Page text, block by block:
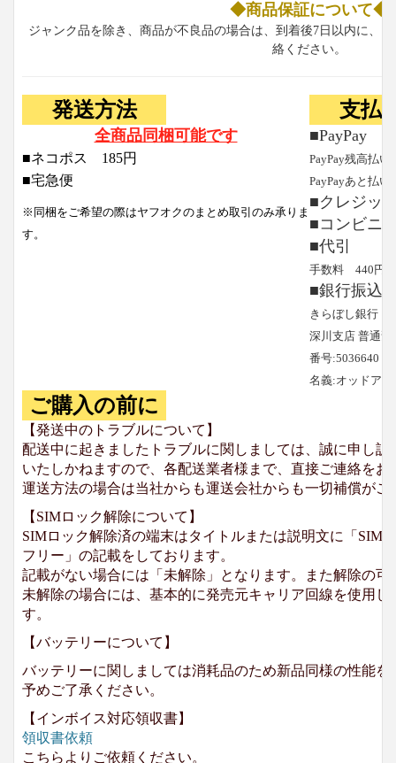
◆商品保証について◆
ジャンク品を除き、商品が不良品の場合は、到着後7日以内に、
絡ください。
発送方法
全商品同梱可能です
■ネコポス 185円
■宅急便
※同梱をご希望の際はヤフオクのまとめ取引のみ承りま
す。
支払
■PayPay
PayPay残高払い
PayPayあと払い
■クレジッ
■コンビニ
■代引
手数料 440円と
■銀行振込
きらぼし銀行
深川支店 普通預
番号:5036640
名義:オッドア
ご購入の前に
【発送中のトラブルについて】
配送中に起きましたトラブルに関しましては、誠に申し
いたしかねますので、各配送業者様まで、直接ご連絡を
運送方法の場合は当社からも運送会社からも一切補償がご
【SIMロック解除について】
SIMロック解除済の端末はタイトルまたは説明文に「SIM
フリー」の記載をしております。
記載がない場合には「未解除」となります。また解除の可
未解除の場合には、基本的に発売元キャリア回線を使用
す。
【バッテリーについて】
バッテリーに関しましては消耗品のため新品同様の性能
予めご了承ください。
【インボイス対応領収書】
領収書依頼
こちらよりご依頼ください。